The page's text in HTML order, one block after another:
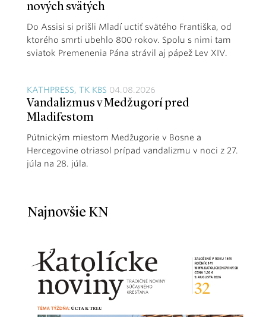
nových svätých
Do Assisi si prišli Mladí uctiť svätého Františka, od
ktorého smrti ubehlo 800 rokov. Spolu s nimi tam
sviatok Premenenia Pána strávil aj pápež Lev XIV.
KATHPRESS, TK KBS 04.08.2026
Vandalizmus v Medžugorí pred
Mladifestom
Pútnickým miestom Medžugorie v Bosne a
Hercegovine otriasol prípad vandalizmu v noci z 27.
júla na 28. júla.
Najnovšie KN